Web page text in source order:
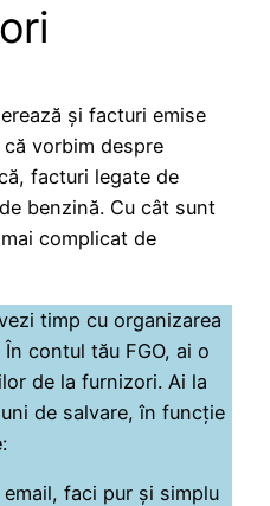
și facturi emise
vorbim despre
facturi legate de
benzină. Cu cât sunt
complicat de
timp cu organizarea
contul tău FGO, ai o
de la furnizori. Ai la
de salvare, în funcție
faci pur și simplu